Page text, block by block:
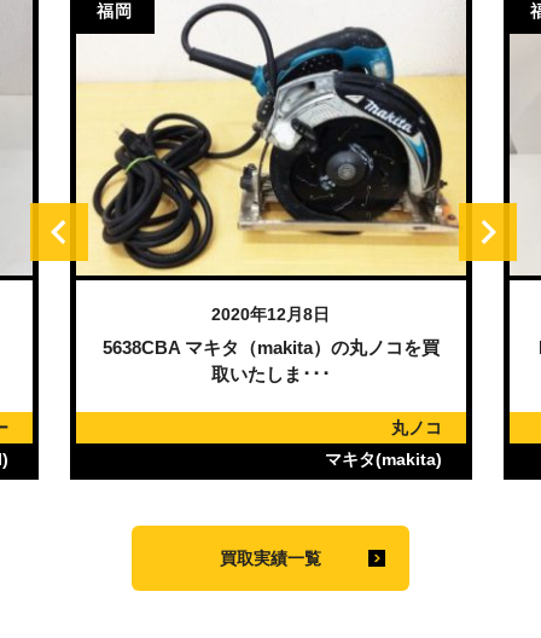
福岡
2020年12月8日
5638CBA マキタ（makita）の丸ノコを買
取いたしま･･･
丸ノコ
マキタ(makita)
買取実績一覧